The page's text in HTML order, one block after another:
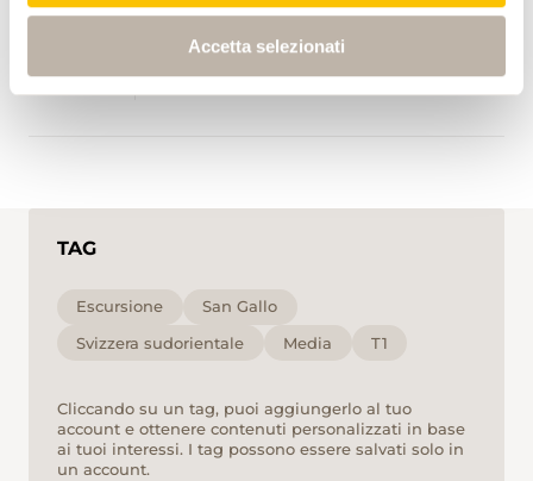
Accetta selezionati
TAG
Escursione
San Gallo
Svizzera sudorientale
Media T1
Cliccando su un tag, puoi aggiungerlo al tuo
account e ottenere contenuti personalizzati in base
ai tuoi interessi. I tag possono essere salvati solo in
un account.